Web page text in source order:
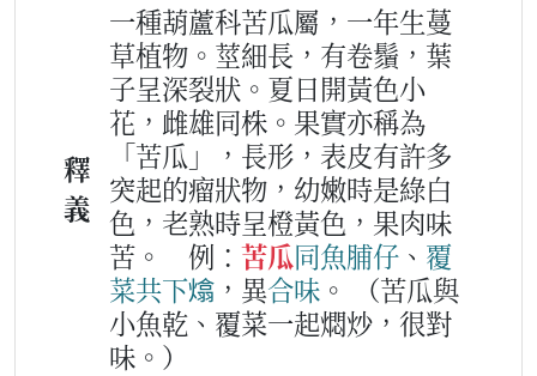
釋
義
一種葫蘆科苦瓜屬，一年生蔓
草植物。莖細長，有卷鬚，葉
子呈深裂狀。夏日開黃色小
花，雌雄同株。果實亦稱為
「苦瓜」，長形，表皮有許多
突起的瘤狀物，幼嫩時是綠白
色，老熟時呈橙黃色，果肉味
苦。
例： 苦瓜同魚脯仔 、 覆
菜共下熻 ，異合味 。
（苦瓜與
小魚乾、覆菜一起燜炒，很對
味。）